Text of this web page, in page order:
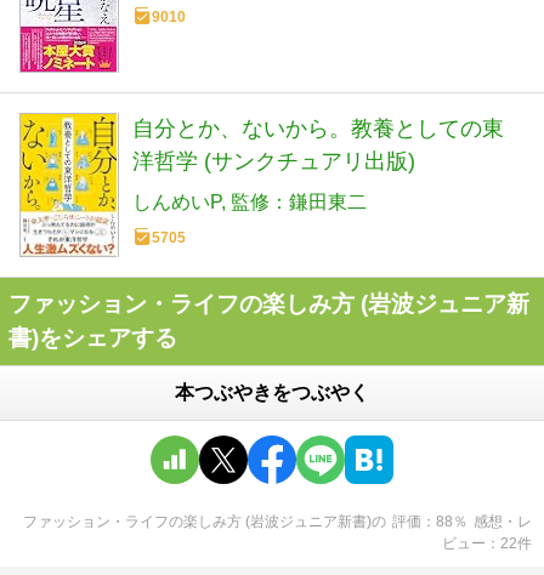
9010
自分とか、ないから。教養としての東
洋哲学 (サンクチュアリ出版)
しんめいP 監修：鎌田東二
5705
ファッション・ライフの楽しみ方 (岩波ジュニア新
書)をシェアする
本つぶやきをつぶやく
ファッション・ライフの楽しみ方 (岩波ジュニア新書)の 評価 88 ％ 感想・レ
ビュー
22件